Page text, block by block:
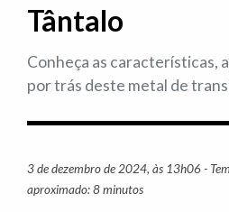
Tântalo
Conheça as características,
por trás deste metal de
3 de dezembro de 2024, às 13h06 -
aproximado: 8 minutos